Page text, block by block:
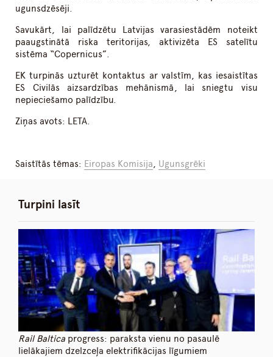
ugunsdzēsēji.
Savukārt, lai palīdzētu Latvijas varasiestādēm noteikt
paaugstinātā riska teritorijas, aktivizēta ES satelītu
sistēma “Copernicus”.
EK turpinās uzturēt kontaktus ar valstīm, kas iesaistītas
ES Civilās aizsardzības mehānismā, lai sniegtu visu
nepieciešamo palīdzību.
Ziņas avots: LETA.
Saistītās tēmas: Eiropas Komisija, Ugunsgrēki
Turpini lasīt
Rail Baltica progress: paraksta vienu no pasaulē
lielākajiem dzelzceļa elektrifikācijas līgumiem